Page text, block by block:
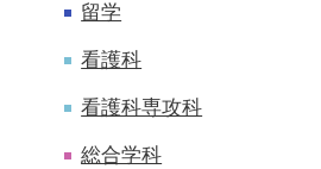
留学
看護科
看護科専攻科
総合学科